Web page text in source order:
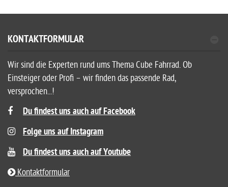
KONTAKTFORMULAR
Wir sind die Experten rund ums Thema Cube Fahrrad. Ob
Einsteiger oder Profi – wir finden das passende Rad,
versprochen...!
Du findest uns auch auf Facebook
Folge uns auf Instagram
Du findest uns auch auf Youtube
Kontaktformular